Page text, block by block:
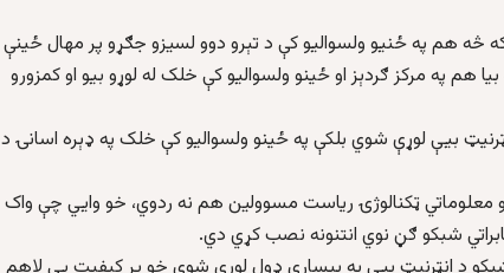
کابو ۲۰ میاشتې تېریږي، که څه هم په ځنیو ولسوالیو کې د تېرو دوو لسیزو جګړو پر مهال ځینې
هم په مرکز ګردېز او ځینو ولسوالیو کې خلک له لوړو بیو او کمزورو
بیې لوړې شوي بلکې په ځینو ولسوالیو کې خلک په ډېره اسانۍ د
او معلوماتي ټکنالوژۍ ریاست مسوولین هم نه ردوي، خو وايي چې واک
شبکو ګڼ نوي انتنونه نصب کړي دي.